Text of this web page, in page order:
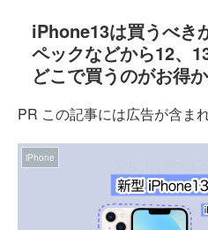
iPhone13は買うべき
ペックなどから12、
どこで買うのがお得
PR この記事には広告が含ま
iPhone